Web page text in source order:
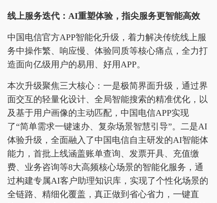
线上服务迭代：AI重塑体验，指尖服务更智能高效
中国电信官方APP智能化升级，着力解决传统线上服
务中操作繁、响应慢、体验同质等核心痛点，全力打
造面向亿级用户的易用、好用APP。
本次升级聚焦三大核心：一是极简界面升级，通过界
面交互的轻量化设计、全局智能搜索的精准优化，以
及基于用户画像的主动匹配，中国电信APP实现
了“简单需求一键速办、复杂场景智慧引导”。二是AI
体验升级，全面融入了中国电信自主研发的AI智能体
能力，首批上线涵盖账单查询、发票开具、充值缴
费、业务咨询等8大高频核心场景的智能化服务，通
过构建专属AI客户助理知识库，实现了个性化场景的
全链路、精细化覆盖，真正做到省心省力，一键直